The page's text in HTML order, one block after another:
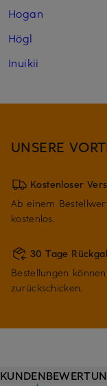
Hogan
Högl
Inuikii
UNSERE
Kostenloser
Ab einem
kostenlos.
30 Tage
Bestellungen
zurückschicken.